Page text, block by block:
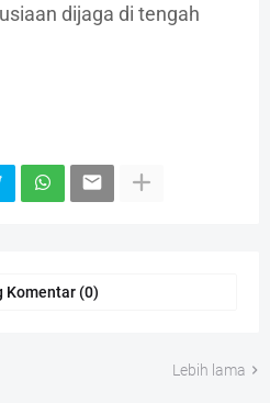
dijaga di tengah
Komentar (0)
Lebih lama